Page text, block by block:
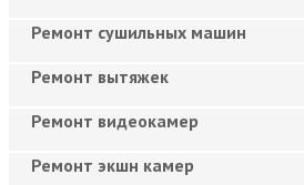
Ремонт сушильных машин
Ремонт вытяжек
Ремонт видеокамер
Ремонт экшн камер